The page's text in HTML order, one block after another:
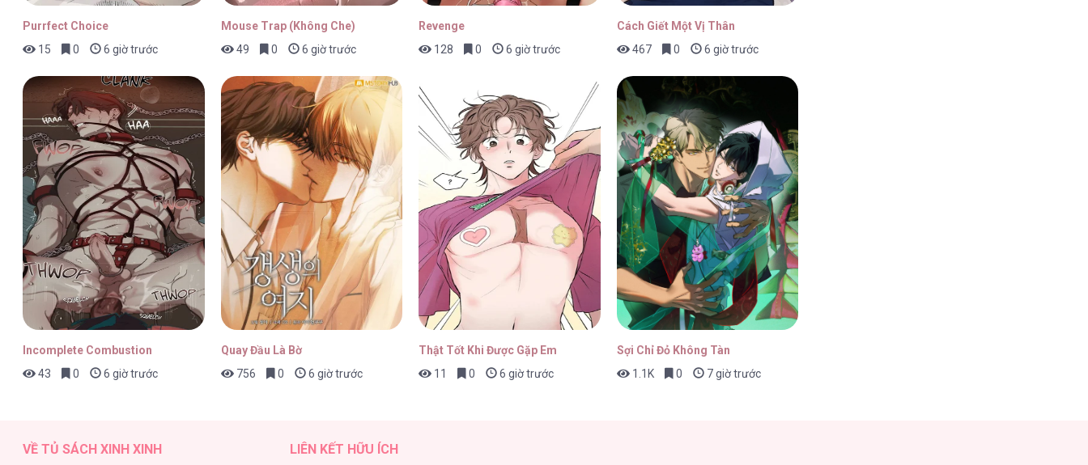
Purrfect Choice
15
0 6 giờ trước
Mouse Trap (Không Che)
49
0 6 giờ trước
Revenge
128
0 6 giờ trước
Cách Giết Một Vị Thân
467
0 6 giờ trước
Incomplete Combustion
43
0 6 giờ trước
Quay Đầu Là Bờ
756
0 6 giờ trước
Thật Tốt Khi Được Gặp Em
11
0 6 giờ trước
Sợi Chỉ Đỏ Không Tàn
1.1K
0 7 giờ trước
VỀ TỦ SÁCH XINH XINH LIÊN KẾT HỮU ÍCH